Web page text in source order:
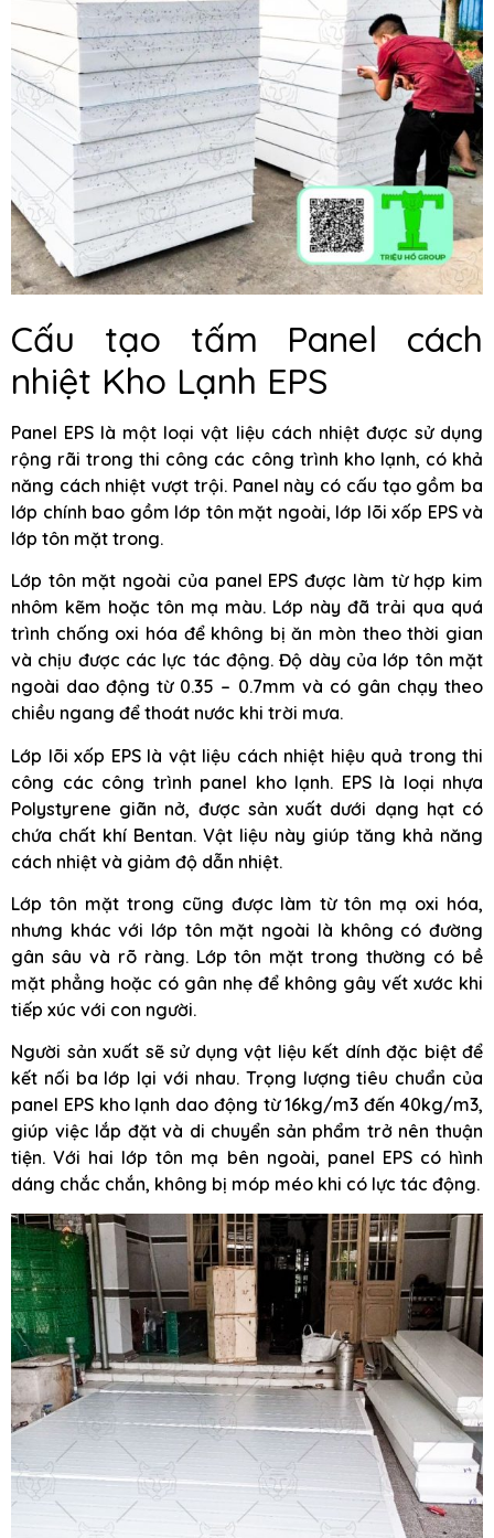
Cấu tạo tấm Panel cách
nhiệt Kho Lạnh EPS
Panel EPS là một loại vật liệu cách nhiệt được sử dụng
rộng rãi trong thi công các công trình kho lạnh, có khả
năng cách nhiệt vượt trội. Panel này có cấu tạo gồm ba
lớp chính bao gồm lớp tôn mặt ngoài, lớp lõi xốp EPS và
lớp tôn mặt trong.
Lớp tôn mặt ngoài của panel EPS được làm từ hợp kim
nhôm kẽm hoặc tôn mạ màu. Lớp này đã trải qua quá
trình chống oxi hóa để không bị ăn mòn theo thời gian
và chịu được các lực tác động. Độ dày của lớp tôn mặt
ngoài dao động từ 0.35 – 0.7mm và có gân chạy theo
chiều ngang để thoát nước khi trời mưa.
Lớp lõi xốp EPS là vật liệu cách nhiệt hiệu quả trong thi
công các công trình panel kho lạnh. EPS là loại nhựa
Polystyrene giãn nở, được sản xuất dưới dạng hạt có
chứa chất khí Bentan. Vật liệu này giúp tăng khả năng
cách nhiệt và giảm độ dẫn nhiệt.
Lớp tôn mặt trong cũng được làm từ tôn mạ oxi hóa,
nhưng khác với lớp tôn mặt ngoài là không có đường
gân sâu và rõ ràng. Lớp tôn mặt trong thường có bề
mặt phẳng hoặc có gân nhẹ để không gây vết xước khi
tiếp xúc với con người.
Người sản xuất sẽ sử dụng vật liệu kết dính đặc biệt để
kết nối ba lớp lại với nhau. Trọng lượng tiêu chuẩn của
panel EPS kho lạnh dao động từ 16kg/m3 đến 40kg/m3,
giúp việc lắp đặt và di chuyển sản phẩm trở nên thuận
tiện. Với hai lớp tôn mạ bên ngoài, panel EPS có hình
dáng chắc chắn, không bị móp méo khi có lực tác động.